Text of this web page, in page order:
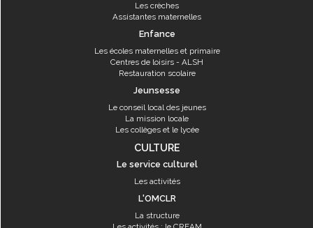
Les crèches
Assistantes maternelles
Enfance
Les écoles maternelles et primaire
Centres de loisirs - ALSH
Restauration scolaire
Jeunsesse
Le conseil local des jeunes
La mission locale
Les collèges et le lycée
CULTURE
Le service culturel
Les activités
L'OMCLR
La structure